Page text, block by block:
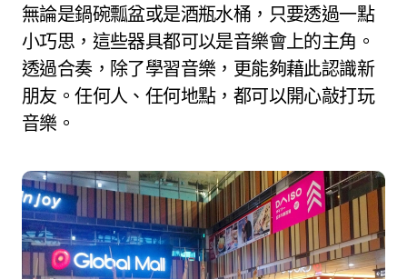
無論是鍋碗瓢盆或是酒瓶水桶，只要透過一點
小巧思，這些器具都可以是音樂會上的主角。
透過合奏，除了學習音樂，更能夠藉此認識新
朋友。任何人、任何地點，都可以開心敲打玩
音樂。